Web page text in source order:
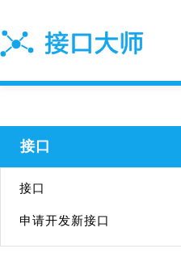
接口
接口
申请开发新接口